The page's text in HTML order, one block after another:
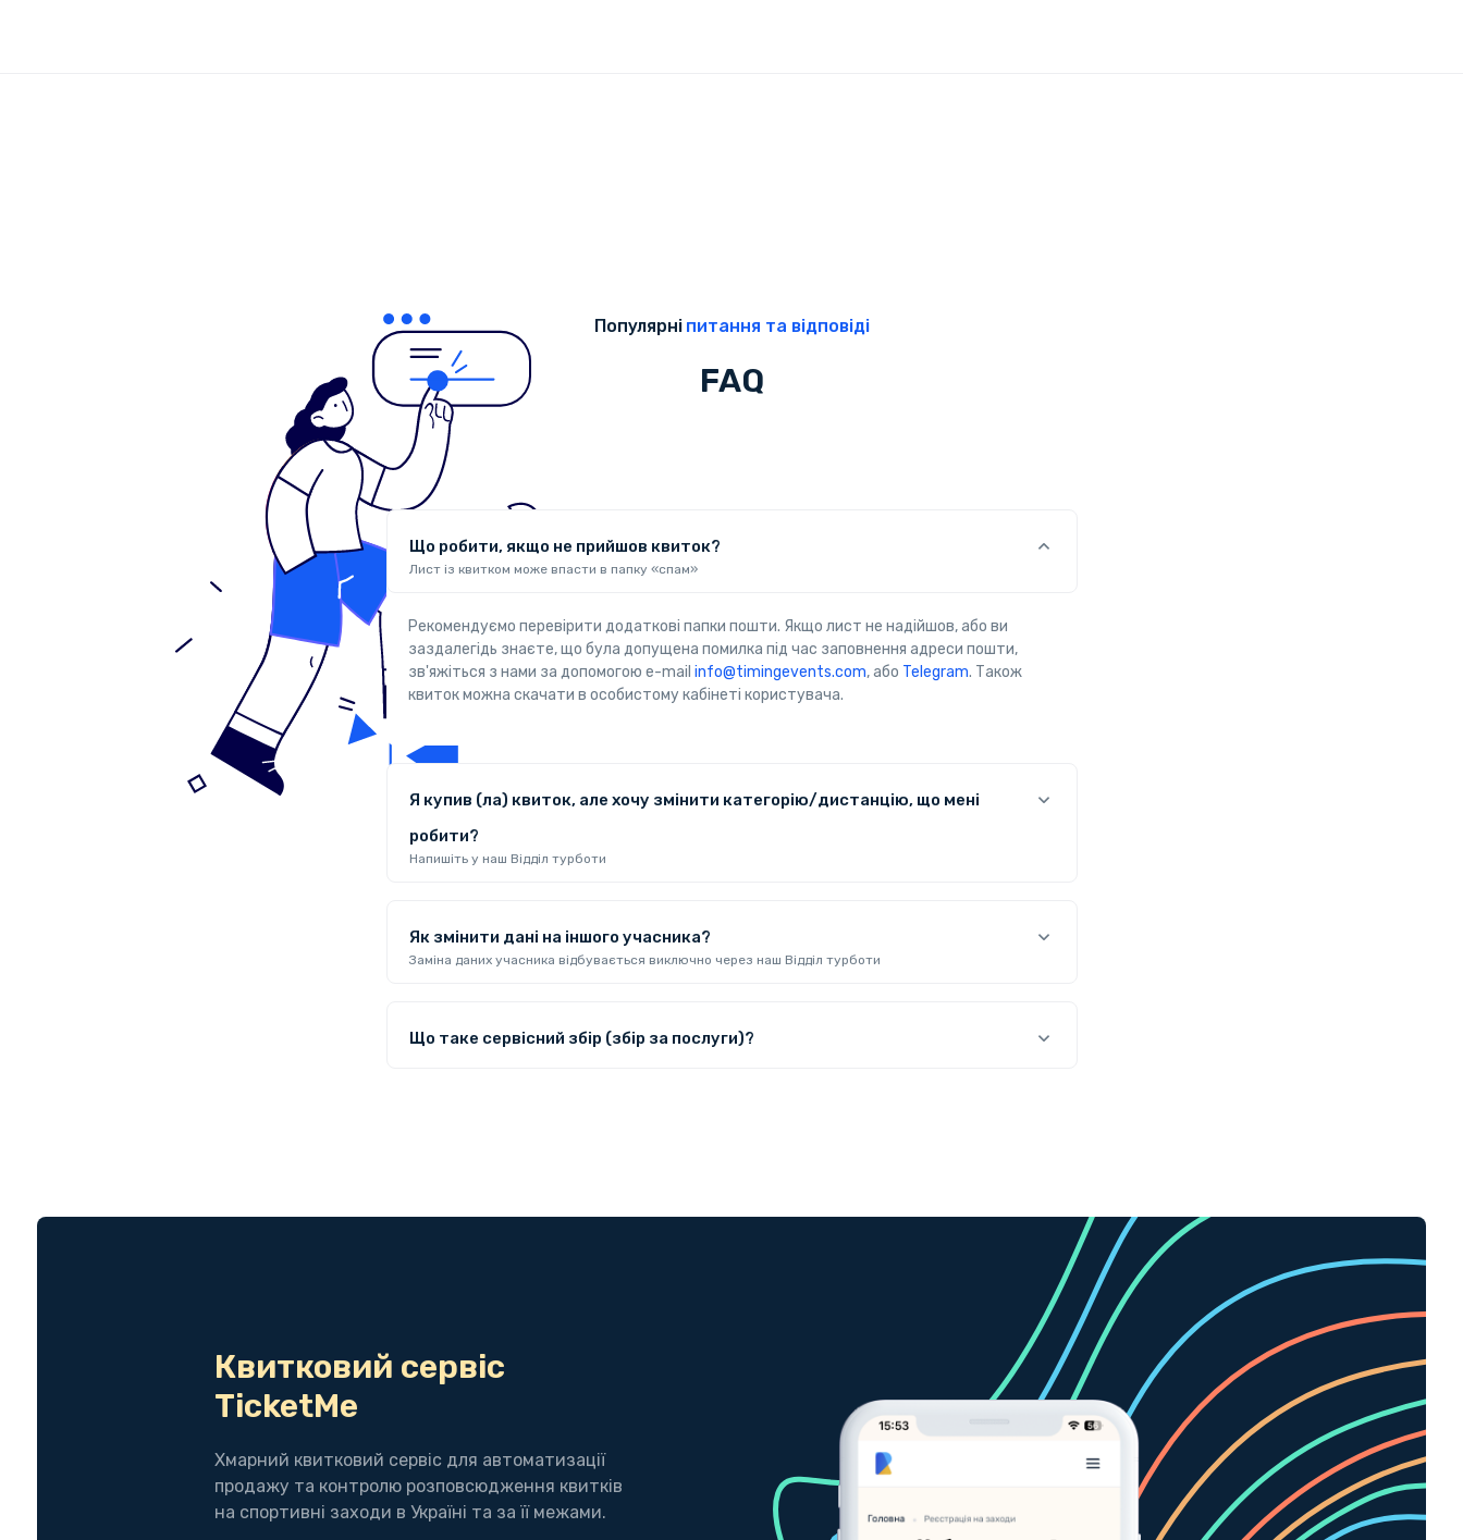
Популярні питання та відповіді
FAQ
Що робити, якщо не прийшов квиток?
Лист із квитком може впасти в папку «спам»
Рекомендуємо перевірити додаткові папки пошти. Якщо лист не надійшов, або ви
заздалегідь знаєте, що була допущена помилка під час заповнення адреси пошти,
зв'яжіться з нами за допомогою e-mail info@timingevents.com, або Telegram. Також
квиток можна скачати в особистому кабінеті користувача.
Я купив (ла) квиток, але хочу змінити категорію/дистанцію, що мені
робити?
Напишіть у наш Відділ турботи
Як змінити дані на іншого учасника?
Заміна даних учасника відбувається виключно через наш Відділ турботи
Що таке сервісний збір (збір за послуги)?
Квитковий сервіс
TicketMe
Хмарний квитковий сервіс для автоматизації
продажу та контролю розповсюдження квитків
на спортивні заходи в Україні та за її межами.